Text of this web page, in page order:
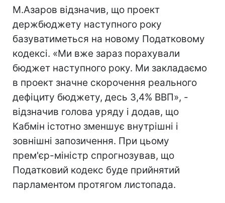
М.Азаров відзначив, що проект
держбюджету наступного року
базуватиметься на новому Податковому
кодексі. «Ми вже зараз порахували
бюджет наступного року. Ми закладаємо
в проект значне скорочення реального
дефіциту бюджету, десь 3,4% ВВП», -
відзначив голова уряду і додав, що
Кабмін істотно зменшує внутрішні і
зовнішні запозичення. При цьому
прем'єр-міністр спрогнозував, що
Податковий кодекс буде прийнятий
парламентом протягом листопада.